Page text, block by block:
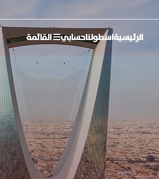
الرئيسيةاسطولناحسابي القائمة